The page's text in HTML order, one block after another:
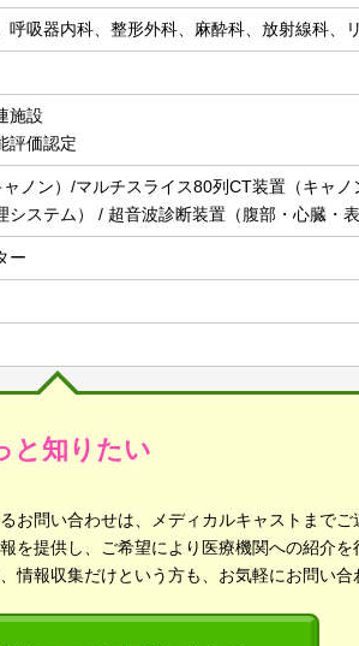
呼吸器内科、整形外科、麻酔科、放射線科
施設
評価認定
ノン）/マルチスライス80列CT装置（キャ
システム） / 超音波診断装置（腹部・心臓・
ー
と知りたい
お問い合わせは、メディカルキャストまでご
を提供し、ご希望により医療機関への紹介を
情報収集だけという方も、お気軽にお問い合